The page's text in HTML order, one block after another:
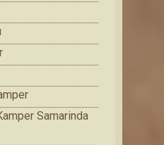
Samarinda